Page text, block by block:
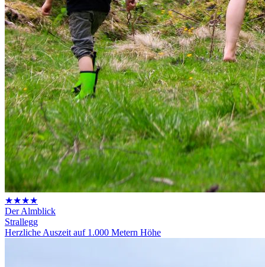
★★★★
Der Almblick
Strallegg
Herzliche Auszeit auf 1.000 Metern Höhe